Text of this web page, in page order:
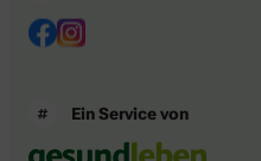
Ein Service von